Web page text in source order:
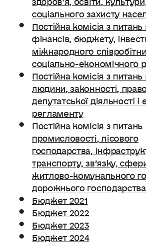
соціального захисту
Постійна комісія з
фінансів, бюджету,
міжнародного
соціально-економічного
Постійна комісія з
людини, законності,
депутатської діяльності і
регламенту
Постійна комісія з питань
промисловості, лісового
господарства,
транспорту, зв’язку,
житлово-комунального
дорожнього господарства.
Бюджет 2021
Бюджет 2022
Бюджет 2023
Бюджет 2024